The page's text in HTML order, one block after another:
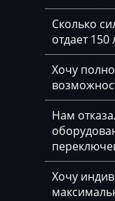
Cupra
Dacia
DAF
Daihatsu
Dammann
Сколько
отдает 150
Хочу
Нам
Хочу